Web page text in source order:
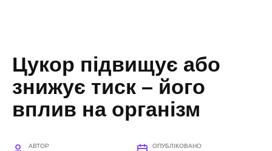
Цукор підвищує або
знижує тиск – його
вплив на організм
АВТОР ОПУБЛІКОВАНО